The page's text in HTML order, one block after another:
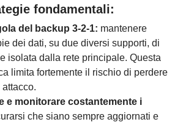
fondamentali:
del backup 3-2-1: mantenere
dei dati, su due diversi supporti, di
isolata dalla rete principale. Questa
limita fortemente il rischio di perdere
e monitorare costantemente i
che siano sempre aggiornati e